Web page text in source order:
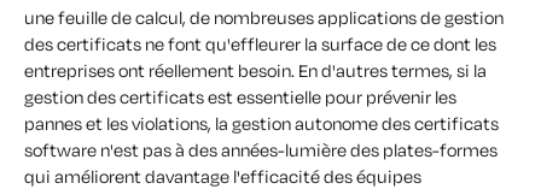
une feuille de calcul, de nombreuses applications de gestion
des certificats ne font qu'effleurer la surface de ce dont les
entreprises ont réellement besoin. En d'autres termes, si la
gestion des certificats est essentielle pour prévenir les
pannes et les violations, la gestion autonome des certificats
software n'est pas à des années-lumière des plates-formes
qui améliorent davantage l'efficacité des équipes